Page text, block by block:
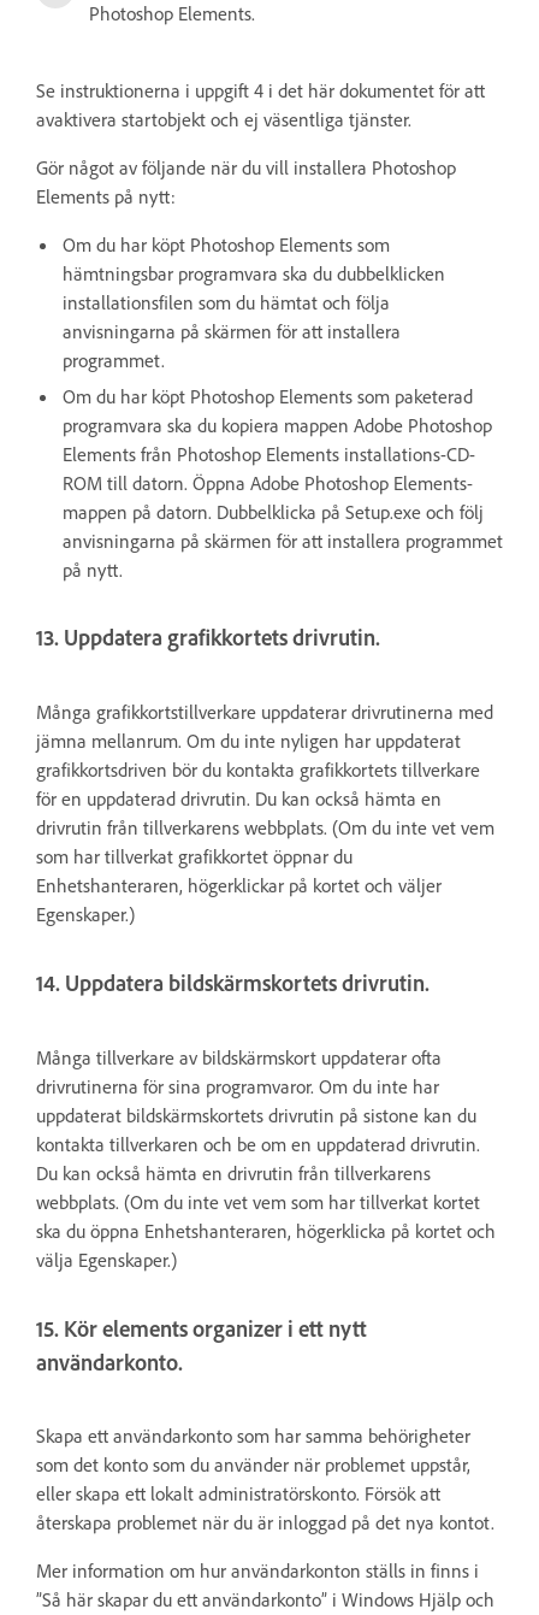
Photoshop Elements.
Se instruktionerna i uppgift 4 i det här dokumentet för att
avaktivera startobjekt och ej väsentliga tjänster.
Gör något av följande när du vill installera Photoshop
Elements på nytt:
Om du har köpt Photoshop Elements som
hämtningsbar programvara ska du dubbelklicken
installationsfilen som du hämtat och följa
anvisningarna på skärmen för att installera
programmet.
Om du har köpt Photoshop Elements som paketerad
programvara ska du kopiera mappen Adobe Photoshop
Elements från Photoshop Elements installations-CD-
ROM till datorn. Öppna Adobe Photoshop Elements-
mappen på datorn. Dubbelklicka på Setup.exe och följ
anvisningarna på skärmen för att installera programmet
på nytt.
13. Uppdatera grafikkortets drivrutin.
Många grafikkortstillverkare uppdaterar drivrutinerna med
jämna mellanrum. Om du inte nyligen har uppdaterat
grafikkortsdriven bör du kontakta grafikkortets tillverkare
för en uppdaterad drivrutin. Du kan också hämta en
drivrutin från tillverkarens webbplats. (Om du inte vet vem
som har tillverkat grafikkortet öppnar du
Enhetshanteraren, högerklickar på kortet och väljer
Egenskaper.)
14. Uppdatera bildskärmskortets drivrutin.
Många tillverkare av bildskärmskort uppdaterar ofta
drivrutinerna för sina programvaror. Om du inte har
uppdaterat bildskärmskortets drivrutin på sistone kan du
kontakta tillverkaren och be om en uppdaterad drivrutin.
Du kan också hämta en drivrutin från tillverkarens
webbplats. (Om du inte vet vem som har tillverkat kortet
ska du öppna Enhetshanteraren, högerklicka på kortet och
välja Egenskaper.)
15. Kör elements organizer i ett nytt
användarkonto.
Skapa ett användarkonto som har samma behörigheter
som det konto som du använder när problemet uppstår,
eller skapa ett lokalt administratörskonto. Försök att
återskapa problemet när du är inloggad på det nya kontot.
Mer information om hur användarkonton ställs in finns i
”Så här skapar du ett användarkonto” i Windows Hjälp och